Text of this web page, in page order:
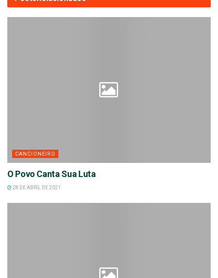
CANCIONEIRO
O Povo Canta Sua Luta
28 DE ABRIL DE 2021